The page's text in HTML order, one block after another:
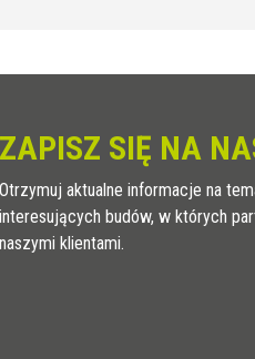
Art.
RD 100 ON
RD 125 ON
RD 150 ON
ZAPISZ SIĘ NA
Otrzymuj aktualne informacje na
interesujących budów, w których
naszymi klientami.